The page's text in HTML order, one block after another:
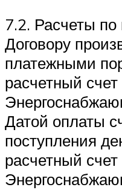
7.2. Расчеты
Договору
платежными
расчетный счет
Датой оплаты
поступления
расчетный счет